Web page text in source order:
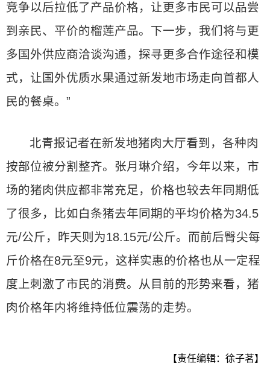
竞争以后拉低了产品价格，让更多市民可以品尝
到亲民、平价的榴莲产品。下一步，我们将与更
多国外供应商洽谈沟通，探寻更多合作途径和模
式，让国外优质水果通过新发地市场走向首都人
民的餐桌。”
北青报记者在新发地猪肉大厅看到，各种肉
按部位被分割整齐。张月琳介绍，今年以来，市
场的猪肉供应都非常充足，价格也较去年同期低
了很多，比如白条猪去年同期的平均价格为34.5
元/公斤，昨天则为18.15元/公斤。而前后臀尖每
斤价格在8元至9元，这样实惠的价格也从一定程
度上刺激了市民的消费。从目前的形势来看，猪
肉价格年内将维持低位震荡的走势。
【责任编辑：徐子茗】